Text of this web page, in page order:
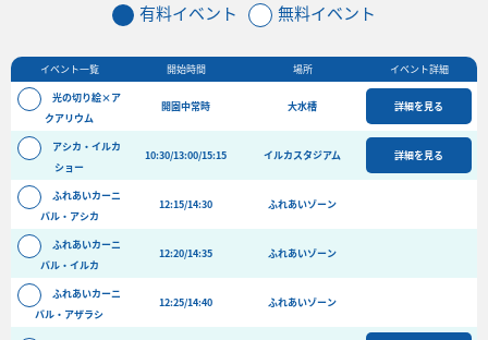
イベント
料金＆スケジュール
フード&ショップ
よくある質問
団体向けプラン情報 ビーチランド支援プログラム
有料イベント 無料イベント
イベント一覧 開始時間 場所 イベント詳細
光の切り絵×ア
クアリウム
開園中常時 大水槽 詳細を見る
アシカ・イルカ
ショー
10:30/13:00/15:15 イルカスタジアム 詳細を見る
ふれあいカーニ
バル・アシカ
12:15/14:30 ふれあいゾーン
ふれあいカーニ
バル・イルカ
12:20/14:35 ふれあいゾーン
ふれあいカーニ
バル・アザラシ
12:25/14:40 ふれあいゾーン